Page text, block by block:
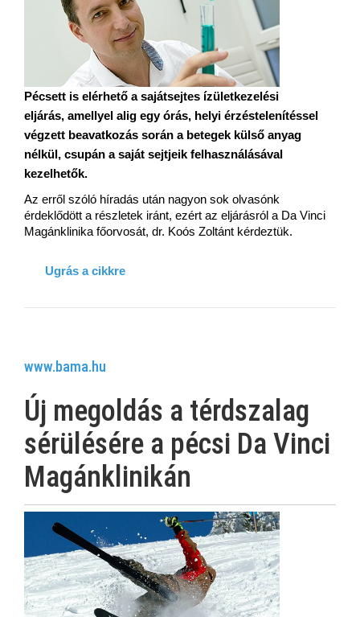
Pécsett is elérhető a sajátsejtes ízületkezelési
eljárás, amellyel alig egy órás, helyi érzéstelenítéssel
végzett beavatkozás során a betegek külső anyag
nélkül, csupán a saját sejtjeik felhasználásával
kezelhetők.
Az erről szóló híradás után nagyon sok olvasónk
érdeklődött a részletek iránt, ezért az eljárásról a Da Vinci
Magánklinika főorvosát, dr. Koós Zoltánt kérdeztük.
Ugrás a cikkre
www.bama.hu
Új megoldás a térdszalag
sérülésére a pécsi Da Vinci
Magánklinikán